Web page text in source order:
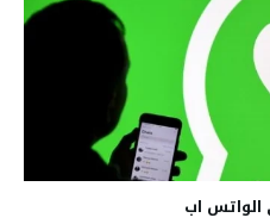
الواتس اب